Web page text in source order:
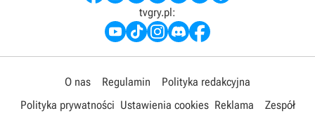
tvgry.pl:
O nas Regulamin
Polityka redakcyjna
Polityka prywatności Ustawienia cookies Reklama Zespół